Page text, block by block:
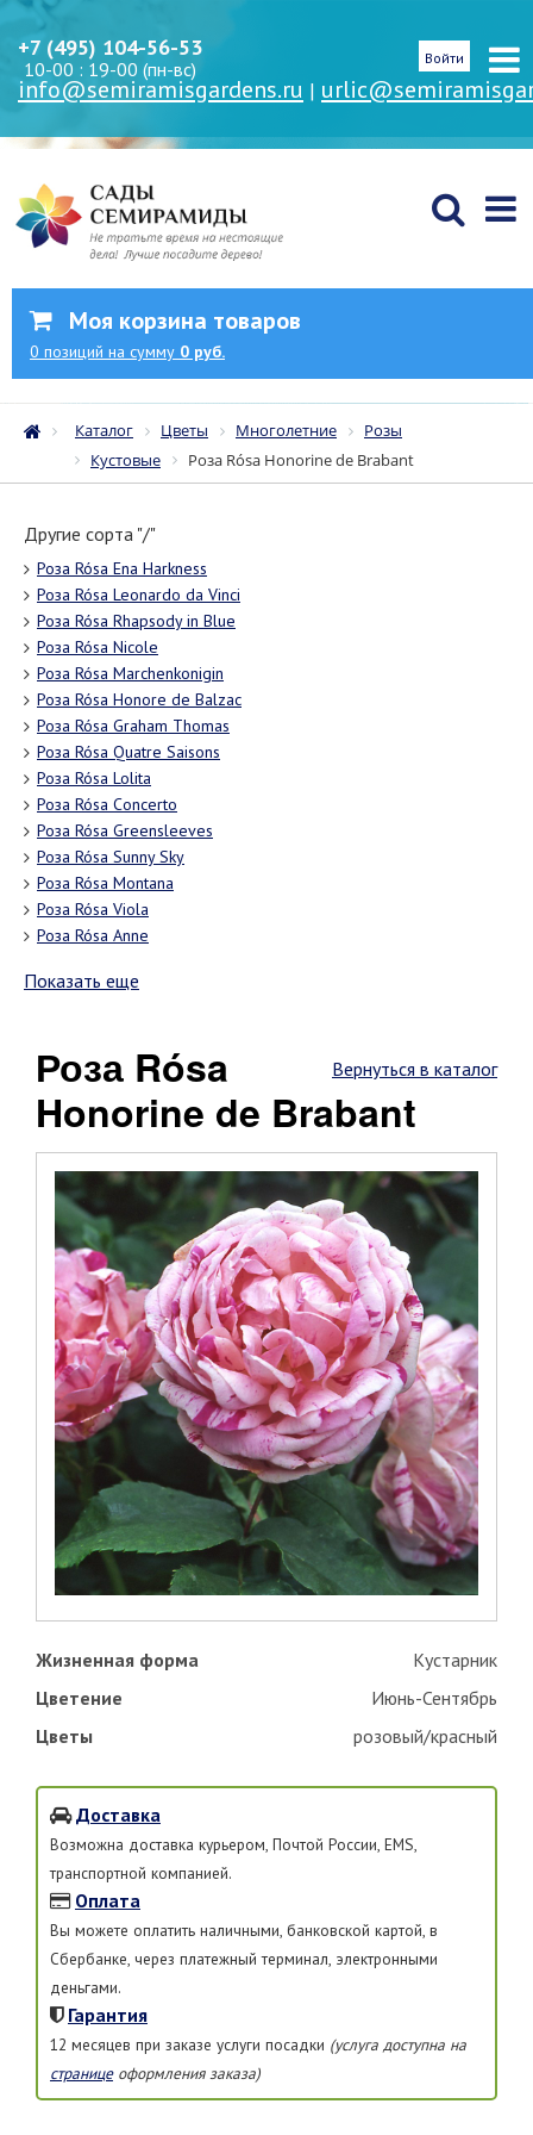
+7 (495) 104-56-53
10-00 : 19-00 (пн-вс)
info@semiramisgardens.ru |
Войти
Моя корзина товаров
0 позиций на сумму 0 руб.
Каталог Цветы Многолетние
Розы
Кустовые
Роза Rósa Honorine de Brabant
Другие сорта "/"
Роза Rósa Ena Harkness
Роза Rósa Leonardo da Vinci
Роза Rósa Rhapsody in Blue
Роза Rósa Nicole
Роза Rósa Marchenkonigin
Роза Rósa Honore de Balzac
Роза Rósa Graham Thomas
Роза Rósa Quatre Saisons
Роза Rósa Lolita
Роза Rósa Concerto
Роза Rósa Greensleeves
Роза Rósa Sunny Sky
Роза Rósa Montana
Роза Rósa Viola
Роза Rósa Anne
Показать еще
Вернуться в каталог
Роза Rósa
Honorine de Brabant
Жизненная форма
Кустарник
Цветение
Июнь-Сентябрь
Цветы
розовый/красный
Доставка
Возможна доставка курьером, Почтой России, EMS,
транспортной компанией.
Оплата
Вы можете оплатить наличными, банковской картой, в
Сбербанке, через платежный терминал, электронными
деньгами.
Гарантия
12 месяцев при заказе услуги посадки (услуга доступна на
страницеоформления заказа)